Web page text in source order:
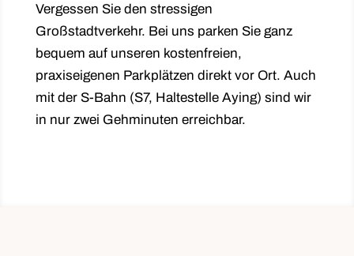
Vergessen Sie den stressigen
Großstadtverkehr. Bei uns parken Sie ganz
bequem auf unseren kostenfreien,
praxiseigenen Parkplätzen direkt vor Ort. Auch
mit der S-Bahn (S7, Haltestelle Aying) sind wir
in nur zwei Gehminuten erreichbar.